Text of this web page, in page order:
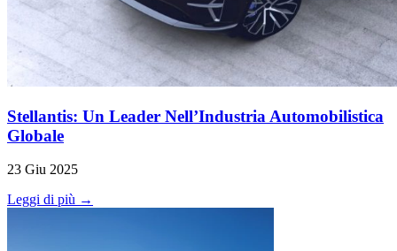
Stellantis: Un Leader Nell’Industria Automobilistica
Globale
23 Giu 2025
Leggi di più →